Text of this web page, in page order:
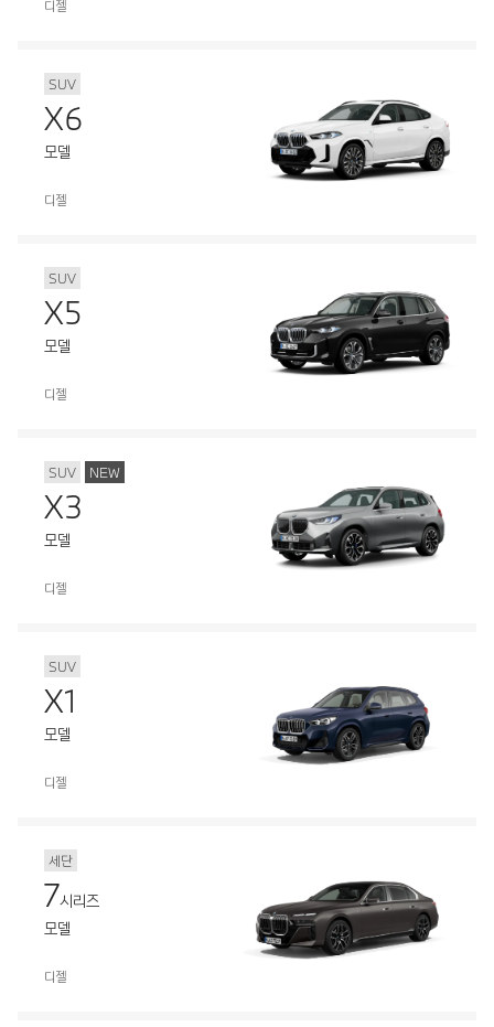
디젤
SUV
X6
모델
디젤
SUV
X5
모델
디젤
SUV NEW
X3
모델
디젤
SUV
X1
모델
디젤
세단
7시리즈
모델
디젤